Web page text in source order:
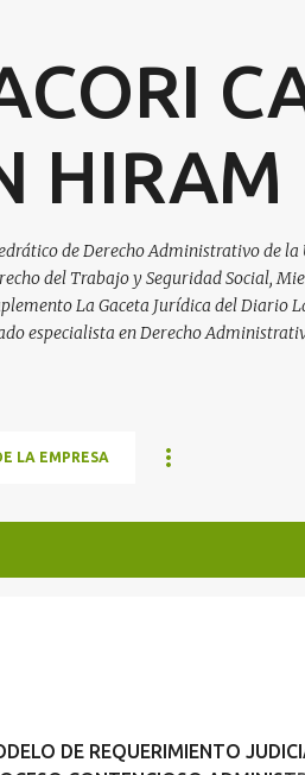
HIRAM
de Derecho Administrativo de la
del Trabajo y Seguridad Social,
La Gaceta Jurídica del Diario
especialista en Derecho
LA EMPRESA
DE REQUERIMIENTO